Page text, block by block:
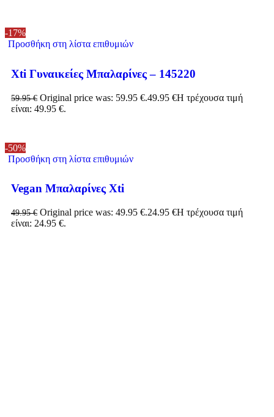
-17%
Προσθήκη στη λίστα επιθυμιών
Xti Γυναικείες Μπαλαρίνες – 145220
59.95€ Original price was: 59.95 €.49.95 €Η τρέχουσα τιμή
είναι: 49.95 €.
-50%
Προσθήκη στη λίστα επιθυμιών
Vegan Μπαλαρίνες Xti
49.95€ Original price was: 49.95 €.24.95 €Η τρέχουσα τιμή
είναι: 24.95 €.